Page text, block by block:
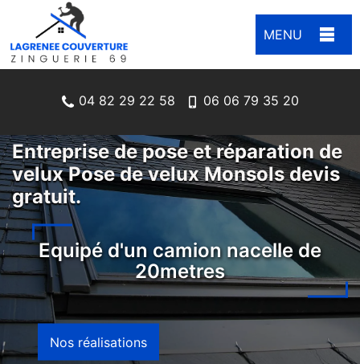
MENU
04 82 29 22 58 06 06 79 35 20
Entreprise de pose et réparation de
velux Pose de velux Monsols devis
gratuit.
Equipé d'un camion nacelle de
20metres
Nos réalisations